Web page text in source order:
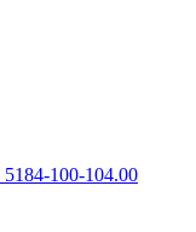
5184-100-104.00